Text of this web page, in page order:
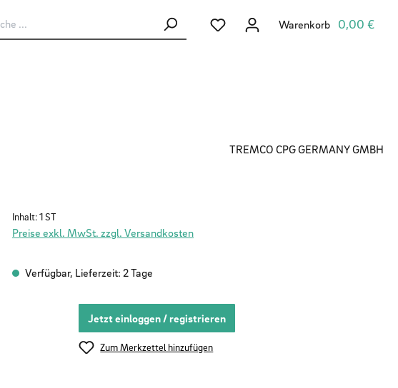
Du hast 0 Produkte auf dem
Warenkorb 0,00 €
TREMCO CPG GERMANY GMBH
Inhalt:1 ST
Preise exkl. MwSt. zzgl. Versandkosten
Verfügbar, Lieferzeit: 2 Tage
Jetzt einloggen / registrieren
Zum Merkzettel hinzufügen